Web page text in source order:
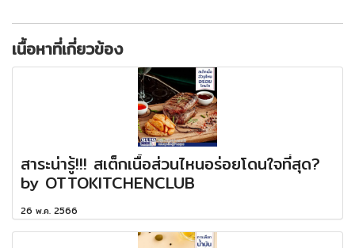
เนื้อหาที่เกี่ยวข้อง
สาระน่ารู้!!! สเต็กเนื้อส่วนไหนอร่อยโดนใจที่สุด?
by OTTOKITCHENCLUB
26 พ.ค. 2566